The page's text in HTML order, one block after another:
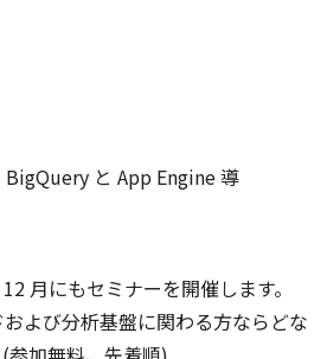
BigQuery と App Engine 導
月にもセミナーを開催します。
よび分析基盤に関わる方ならどな